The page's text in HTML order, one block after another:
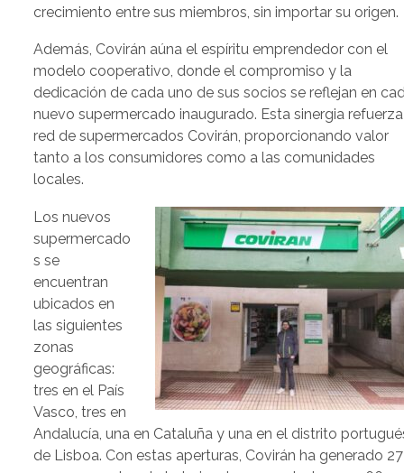
crecimiento entre sus miembros, sin importar su origen.
Además, Covirán aúna el espíritu emprendedor con el
modelo cooperativo, donde el compromiso y la
dedicación de cada uno de sus socios se reflejan en
nuevo supermercado inaugurado. Esta sinergia
red de supermercados Covirán, proporcionando valor
tanto a los consumidores como a las comunidades
locales.
Los nuevos
supermercado
s se
encuentran
ubicados en
las siguientes
zonas
geográficas:
tres en el País
Vasco, tres en
Andalucía, una en Cataluña y una en el distrito
de Lisboa. Con estas aperturas, Covirán ha generado 27